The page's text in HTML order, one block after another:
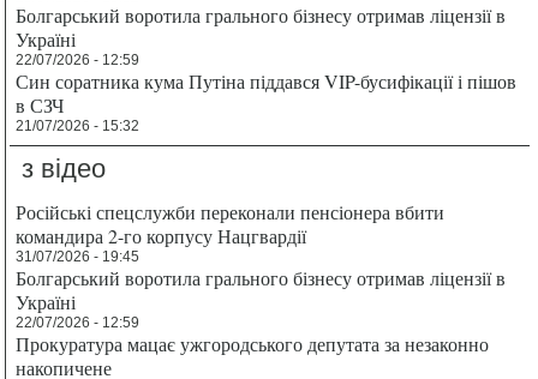
Болгарський воротила грального бізнесу отримав ліцензії в
Україні
22/07/2026 - 12:59
Син соратника кума Путіна піддався VIP-бусифікації і пішов
в СЗЧ
21/07/2026 - 15:32
з відео
Російські спецслужби переконали пенсіонера вбити
командира 2-го корпусу Нацгвардії
31/07/2026 - 19:45
Болгарський воротила грального бізнесу отримав ліцензії в
Україні
22/07/2026 - 12:59
Прокуратура мацає ужгородського депутата за незаконно
накопичене